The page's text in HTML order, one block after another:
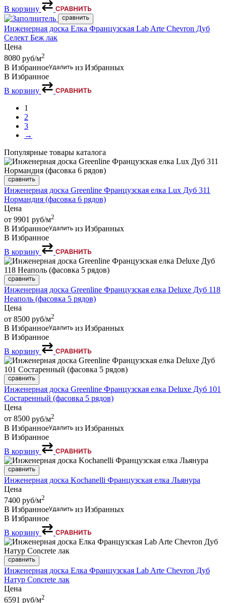
В корзину
Инженерная доска Елка Французская Lab Arte Chevron Дуб
Селект Беж лак
Цена
8080 руб/м2
В Избранное
из Избранных
В Избранное
В корзину
1
2
3
→
Популярные товары каталога
Инженерная доска Greenline Французская елка Lux Дуб 311
Нормандия (фасовка 6 рядов)
Цена
от 9901 руб/м2
В Избранное
из Избранных
В Избранное
В корзину
Инженерная доска Greenline Французская елка Deluxe Дуб 118
Неаполь (фасовка 5 рядов)
Цена
от 8500 руб/м2
В Избранное
из Избранных
В Избранное
В корзину
Инженерная доска Greenline Французская елка Deluxe Дуб 101
Состаренный (фасовка 5 рядов)
Цена
от 8500 руб/м2
В Избранное
из Избранных
В Избранное
В корзину
Инженерная доска Kochanelli Французская елка Льянура
Цена
7400 руб/м2
В Избранное
из Избранных
В Избранное
В корзину
Инженерная доска Елка Французская Lab Arte Chevron Дуб
Натур Concrete лак
Цена
6591 руб/м2